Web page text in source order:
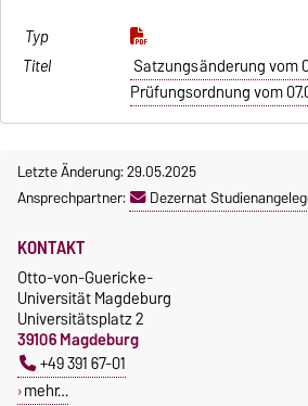
Satzungsänderung vom
Prüfungsordnung vom
Letzte Änderung: 29.05.2025
Ansprechpartner:
Dezernat
KONTAKT
Otto-von-Guericke-
Universität Magdeburg
Universitätsplatz 2
39106 Magdeburg
+49 391 67-01
mehr…